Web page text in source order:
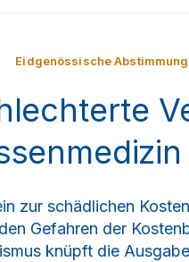
Eidgenössische
zur schädlichen
Gefahren der
knüpft die